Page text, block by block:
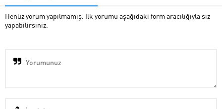
Henüz yorum yapılmamış. İlk yorumu aşağıdaki form aracılığıyla siz
yapabilirsiniz.